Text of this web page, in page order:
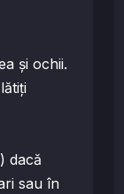
și ochii.
dacă
sau în